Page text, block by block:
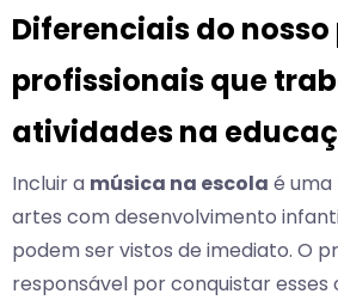
Diferenciais do
profissionais que
atividades na
Incluir a música na escola é
artes com desenvolvimento
podem ser vistos de imediato. O
responsável por conquistar esses